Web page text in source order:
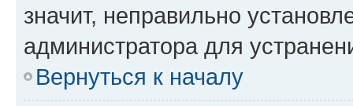
значит, неправильно
администратора для
Вернуться к началу